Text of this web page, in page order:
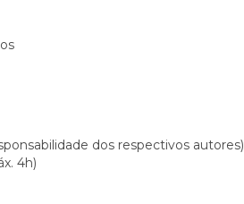
dos respectivos autores)
4h)